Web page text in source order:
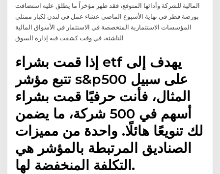
المالية للشركة وأدائها المتوقع، فقد ظهر مؤخراً ما يطلق عليه استضافت
بورصة قطر في نهاية الأسبوع الماضي عشاء عمل في لندن لكبار ممثلي
المؤسسات الاستثمارية المتخصصة في الاستثمار في الأسواق المالية
الناشئة، في وقت كشفت فيه إدارة السوق
إذا قمت بشراء etf يهدف إلى
تتبع مؤشر s&p500 على سبيل
المثال، فأنت حرفيًا قمت بشراء
أسهم في 500 شركة، ما يضمن
لك تنويعًا هائلًا. واحدة من مميزات
الصناديق المرتبطة بالمؤشر هي
التكلفة المنخفضة لها.